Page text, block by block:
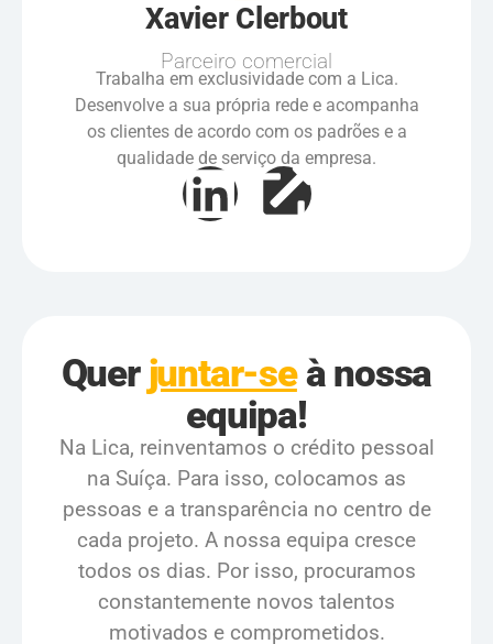
Xavier Clerbout
Parceiro comercial
Trabalha em exclusividade com a Lica.
Desenvolve a sua própria rede e acompanha
os clientes de acordo com os padrões e a
qualidade de serviço da empresa.
Querjuntar-seà nossa
equipa!
Na Lica, reinventamos o crédito pessoal
na Suíça. Para isso, colocamos as
pessoas e a transparência no centro de
cada projeto. A nossa equipa cresce
todos os dias. Por isso, procuramos
constantemente novos talentos
motivados e comprometidos.